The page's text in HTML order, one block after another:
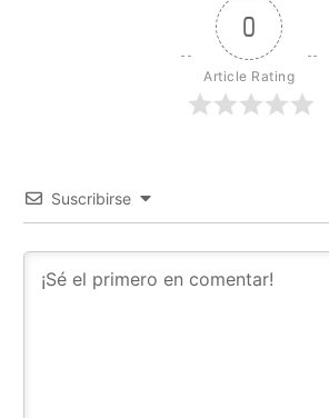
0
Article Rating
Suscribirse